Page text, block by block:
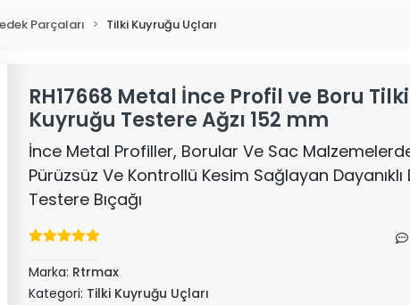
Parçaları Tilki Kuyruğu Uçları
RH17668 Metal İnce Profil ve Boru Tilki
Kuyruğu Testere Ağzı 152 mm
İnce Metal Profiller, Borular Ve Sac
Pürüzsüz Ve Kontrollü Kesim Sağlayan Dayanıklı
Testere Bıçağı
Marka: Rtrmax
Kategori: Tilki Kuyruğu Uçları